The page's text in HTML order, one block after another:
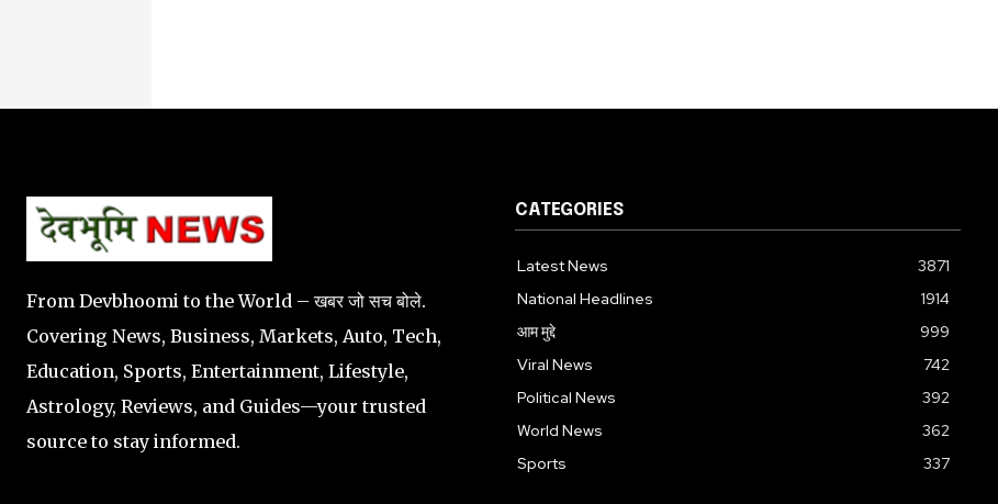
From Devbhoomi to the World – खबर जो सच बोले.
Covering News, Business, Markets, Auto, Tech,
Education, Sports, Entertainment, Lifestyle,
Astrology, Reviews, and Guides—your trusted
source to stay informed.
CATEGORIES
Latest News
3871
National Headlines
1914
आम मुद्दे
999
Viral News
742
Political News
392
World News
362
Sports
337